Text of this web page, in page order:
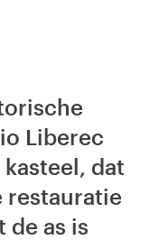
Liberec
dat
restauratie
de as is